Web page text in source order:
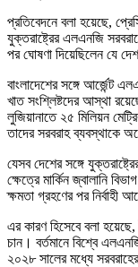
প্রতিবেদনে বলা হয়েছে,
যুক্তরাষ্ট্রের এলএনজি
পর ঘোষণা দিয়েছিলেন যে
বাংলাদেশের সঙ্গে আর্জেন্ট
খাত সংশ্লিষ্টদের আস্থা
লুজিয়ানাতে ২৫ মিলিয়ন
তাদের সরবরাহ ব্যবস্থাকে
যেসব দেশের সঙ্গে
ক্ষেত্রে মার্কিন জ্বালানি
ক্ষমতা গ্রহণের পর নির্বাহী
এর কারণ হিসেবে বলা হয়েছে,
চান। বর্তমানে বিশ্বে
২০২৮ সালের মধ্যে